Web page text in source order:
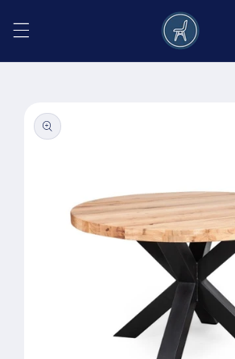
conținut
informațiile
despre
produs